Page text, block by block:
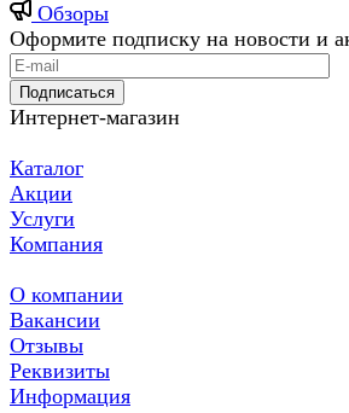
Обзоры
Оформите подписку на новости и
Подписаться
Интернет-магазин
Каталог
Акции
Услуги
Компания
О компании
Вакансии
Отзывы
Реквизиты
Информация